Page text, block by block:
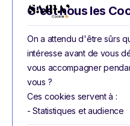
C'est nous les
On a attendu d'être sûrs
intéresse avant de vous
vous accompagner
vous ?
Ces cookies servent à :
- Statistiques et audience